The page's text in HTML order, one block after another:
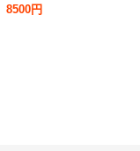
NEWPORT 33インチ
パター PT
8500円